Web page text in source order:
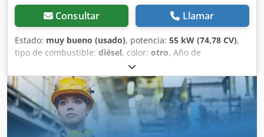
Consultar Llamar
Estado: muy bueno (usado), potencia: 55 kW (74,78 CV),
tipo de combustible: diésel, color: otro, Año de
, horas de funcionamiento:
Equipamiento:aire acondicionado, Peso en vacío: 4.898 kg
Dimensiones (L x An x Al): 395 x 220 x 208 cm Dirección:
rígida Marca del motor: Bobcat Marcado CE: sí Estado
técnico: muy bueno Estado visual: muy bueno = Otras
opciones y equipamiento = - 3er circuito hidráulico - Alto